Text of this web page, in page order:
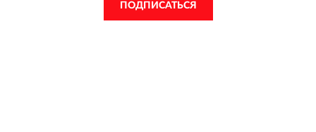
ПОДПИСАТЬСЯ